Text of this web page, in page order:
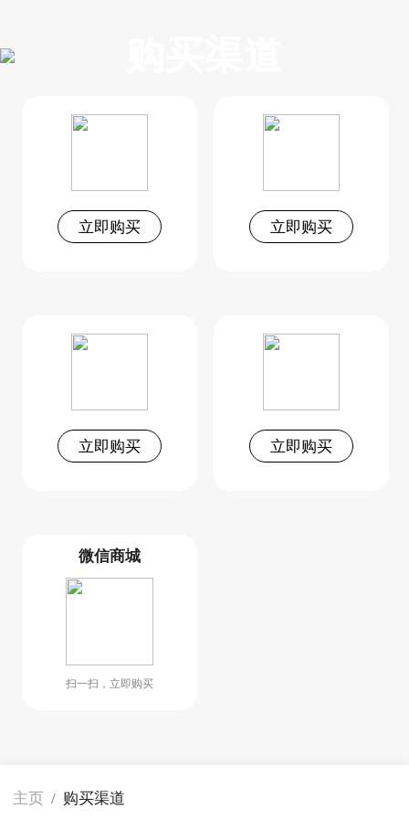
立即购买 立即购买
立即购买 立即购买
微信商城
扫一扫，立即购买
主页 / 购买渠道